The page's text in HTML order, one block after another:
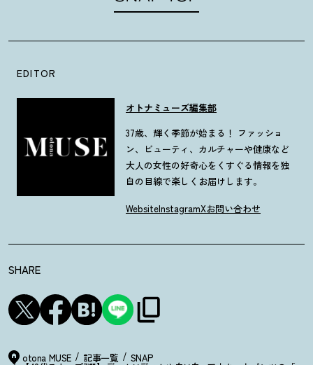
EDITOR
オトナミューズ編集部
37歳、輝く季節が始まる！ ファッショ
ン、ビューティ、カルチャーや健康など
大人の女性の好奇心をくすぐる情報を独
自の目線で楽しくお届けします。
WebsiteInstagramXお問い合わせ
SHARE
otona MUSE 記事一覧 SNAP